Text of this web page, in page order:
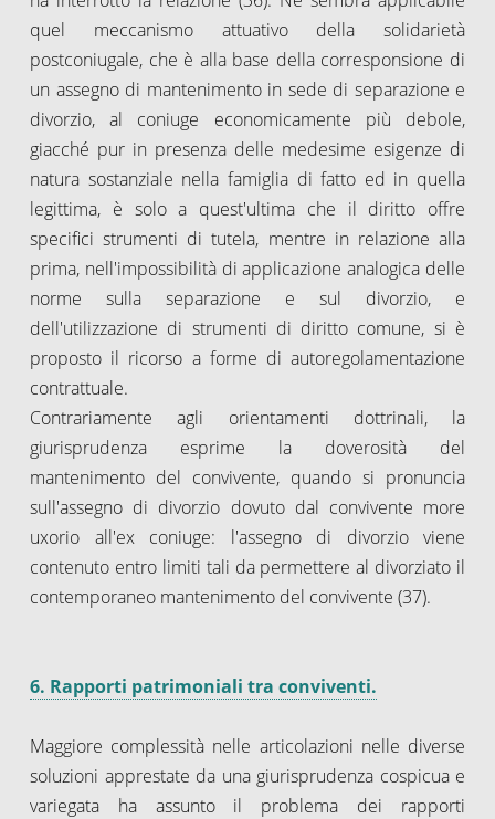
quel meccanismo attuativo della solidarietà
postconiugale, che è alla base della corresponsione di
un assegno di mantenimento in sede di separazione e
divorzio, al coniuge economicamente più debole,
giacché pur in presenza delle medesime esigenze di
natura sostanziale nella famiglia di fatto ed in quella
legittima, è solo a quest'ultima che il diritto offre
specifici strumenti di tutela, mentre in relazione alla
prima, nell'impossibilità di applicazione analogica delle
norme sulla separazione e sul divorzio, e
dell'utilizzazione di strumenti di diritto comune, si è
proposto il ricorso a forme di autoregolamentazione
contrattuale.
Contrariamente agli orientamenti dottrinali, la
giurisprudenza esprime la doverosità del
mantenimento del convivente, quando si pronuncia
sull'assegno di divorzio dovuto dal convivente more
uxorio all'ex coniuge: l'assegno di divorzio viene
contenuto entro limiti tali da permettere al divorziato il
contemporaneo mantenimento del convivente (37).
6. Rapporti patrimoniali tra conviventi.
Maggiore complessità nelle articolazioni nelle diverse
soluzioni apprestate da una giurisprudenza cospicua e
variegata ha assunto il problema dei rapporti